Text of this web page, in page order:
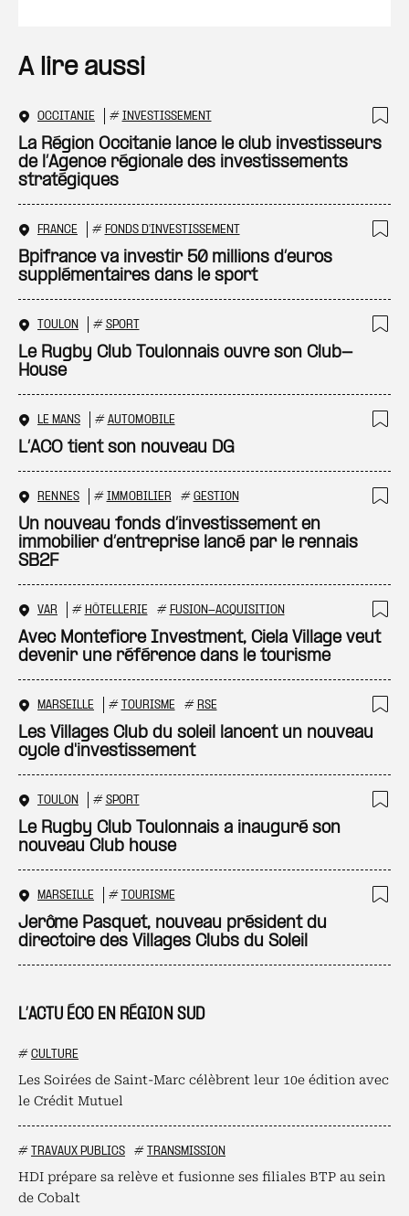
L’ACTU ÉCO EN RÉGION SUD
# CULTURE
Les Soirées de Saint-Marc célèbrent leur 10e édition avec
le Crédit Mutuel
# TRAVAUX PUBLICS # TRANSMISSION
HDI prépare sa relève et fusionne ses filiales BTP au sein
de Cobalt
A lire aussi
OCCITANIE # INVESTISSEMENT
La Région Occitanie lance le club investisseurs
de l’Agence régionale des investissements
stratégiques
FRANCE # FONDS D'INVESTISSEMENT
Bpifrance va investir 50 millions d’euros
supplémentaires dans le sport
TOULON # SPORT
Le Rugby Club Toulonnais ouvre son Club-
House
LE MANS # AUTOMOBILE
L’ACO tient son nouveau DG
RENNES # IMMOBILIER # GESTION
Un nouveau fonds d’investissement en
immobilier d’entreprise lancé par le rennais
SB2F
VAR # HÔTELLERIE # FUSION-ACQUISITION
Avec Montefiore Investment, Ciela Village veut
devenir une référence dans le tourisme
MARSEILLE # TOURISME # RSE
Les Villages Club du soleil lancent un nouveau
cycle d'investissement
TOULON # SPORT
Le Rugby Club Toulonnais a inauguré son
nouveau Club house
MARSEILLE # TOURISME
Jerôme Pasquet, nouveau président du
directoire des Villages Clubs du Soleil